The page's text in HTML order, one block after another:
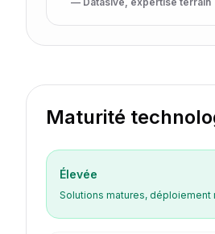
Maturité
Élevée
Solutions matures, déploiement